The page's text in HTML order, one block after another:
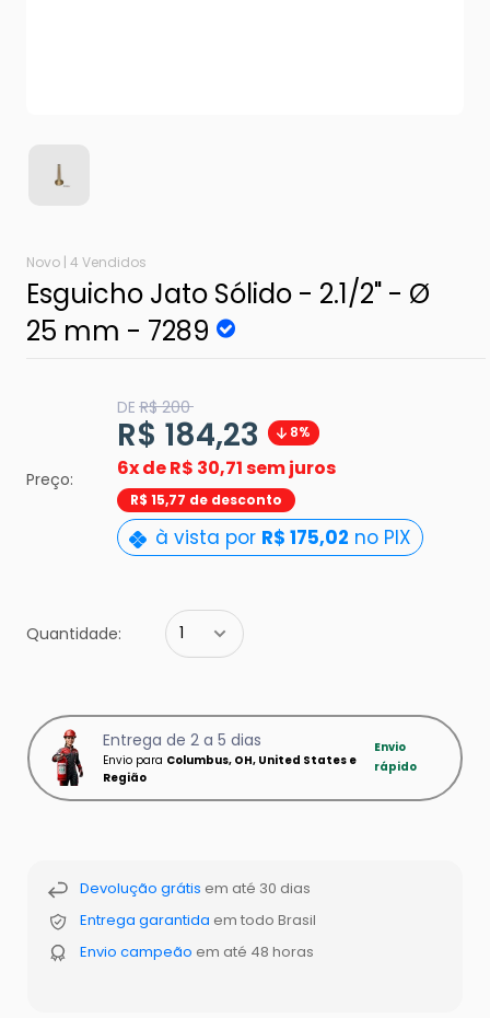
Novo | 4 Vendidos
Esguicho Jato Sólido - 2.1/2" - Ø
25 mm - 7289
Preço:
DETranslation
missing:
pt-
BR.product.general.regular_price
R$ 200
Translation
missing:
pt-
R$ 184,23 8%
6x deR$ 30,71 sem juros
R$ 15,77 de desconto
à vista por R$ 175,02 no PIX
Quantidade:
Entrega de 2 a 5 dias
Envio para Columbus, OH, United States e
Região
Envio
rápido
Devolução grátis em até 30 dias
Entrega garantida em todo Brasil
Envio campeão em até 48 horas